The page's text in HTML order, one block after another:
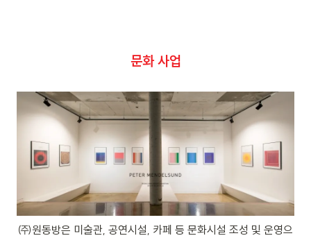
문화 사업
㈜원동방은 미술관, 공연시설, 카페 등 문화시설 조성 및 운영으